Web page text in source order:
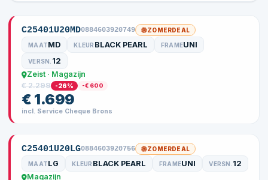
C25401U20MD0884603920749 ZOMERDEAL
MAATMD KLEUR BLACK PEARL FRAMEUNI
VERSN. 12
Zeist · Magazijn
€ 2.299
-26% -€ 600
€ 1.699
incl. Service Cheque Brons
C25401U20LG0884603920756 ZOMERDEAL
MAATLG KLEUR BLACK PEARL FRAMEUNI VERSN. 12
Magazijn